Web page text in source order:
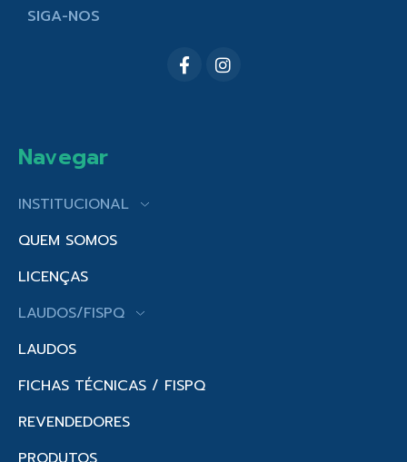
SIGA-NOS
Navegar
INSTITUCIONAL
QUEM SOMOS
LICENÇAS
LAUDOS/FISPQ
LAUDOS
FICHAS TÉCNICAS / FISPQ
REVENDEDORES